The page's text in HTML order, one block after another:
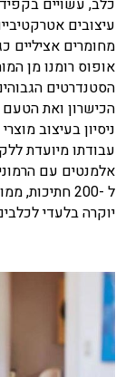
עיצובים
מחומרים אציליים
הסטנדרטים
ניסיון בעיצוב
עבודתו מיועדת
אלמנטים עם
ל -200
יוקרה בלעדי